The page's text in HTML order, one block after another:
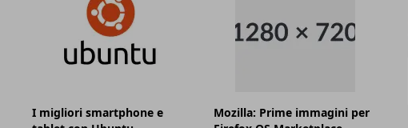
I migliori smartphone e
Mozilla: Prime immagini per